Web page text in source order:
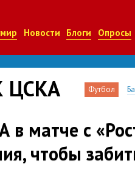
Новости Блоги Опросы
ЦСКА Футбол
в матче с
чтобы